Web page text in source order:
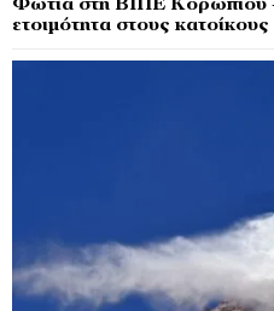
Φωτιά στη ΒΙΠΕ Κορωπίου
ετοιμότητα στους κατοίκους